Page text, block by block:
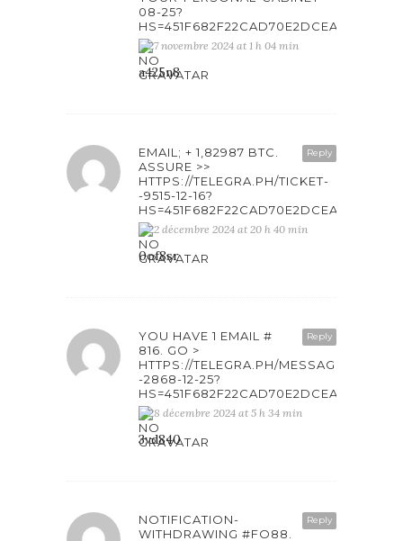
08-25?
27 novembre 2024 at 1 h 04 min
a425n8
Reply
EMAIL; + 1,82987 BTC.
ASSURE >>
HTTPS://TELEGRA.PH/TICKET-
-9515-12-16?
22 décembre 2024 at 20 h 40 min
0of8sr
Reply
YOU HAVE 1 EMAIL #
816. GO >
HTTPS://TELEGRA.PH/MESSAGE-
-2868-12-25?
28 décembre 2024 at 5 h 34 min
3vd840
Reply
NOTIFICATION-
WITHDRAWING #FO88.